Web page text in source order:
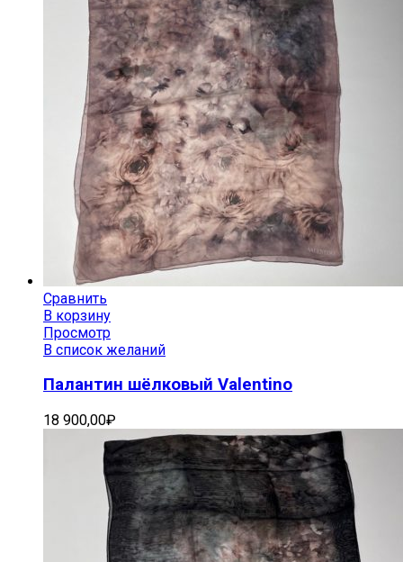
Сравнить
В корзину
Просмотр
В список желаний
Палантин шёлковый Valentino
18 900,00₽